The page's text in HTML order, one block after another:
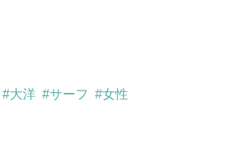
#大洋 #サーフ #女性